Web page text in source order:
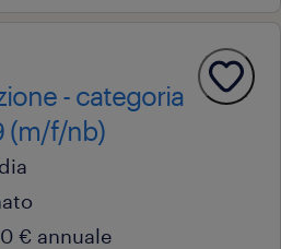
- categoria
(m/f/nb)
€ annuale